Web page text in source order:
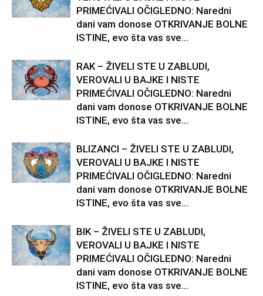
PRIMEĆIVALI OČIGLEDNO: Naredni
dani vam donose OTKRIVANJE BOLNE
ISTINE, evo šta vas sve...
RAK – ŽIVELI STE U ZABLUDI,
VEROVALI U BAJKE I NISTE
PRIMEĆIVALI OČIGLEDNO: Naredni
dani vam donose OTKRIVANJE BOLNE
ISTINE, evo šta vas sve...
BLIZANCI – ŽIVELI STE U ZABLUDI,
VEROVALI U BAJKE I NISTE
PRIMEĆIVALI OČIGLEDNO: Naredni
dani vam donose OTKRIVANJE BOLNE
ISTINE, evo šta vas sve...
BIK – ŽIVELI STE U ZABLUDI,
VEROVALI U BAJKE I NISTE
PRIMEĆIVALI OČIGLEDNO: Naredni
dani vam donose OTKRIVANJE BOLNE
ISTINE, evo šta vas sve...